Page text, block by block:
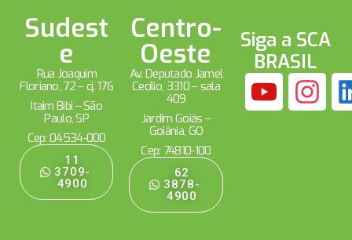
Sudest
e
Rua Joaquim
Floriano, 72 – cj. 176
Itaim Bibi – São
Paulo, SP
Cep: 04534-000
11
3709-
4900
Centro-
Oeste
Av. Deputado Jamel
Cecílio, 3310 – sala
409
Jardim Goiás –
Goiânia, GO
Cep: 74810-100
62
3878-
4900
Siga a SCA
BRASIL